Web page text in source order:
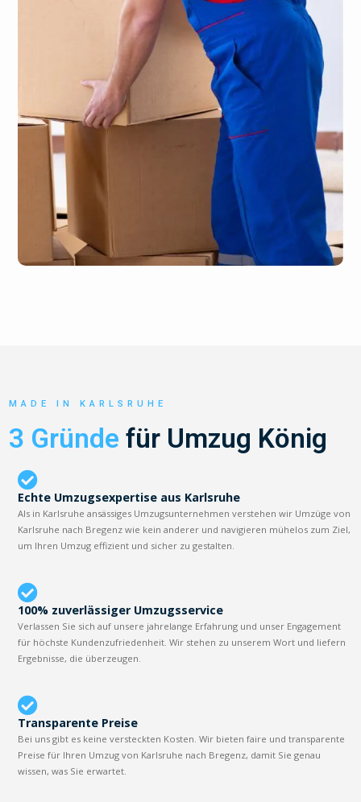
MADE IN KARLSRUHE
3 Gründe für Umzug König
Echte Umzugsexpertise aus Karlsruhe
Als in Karlsruhe ansässiges Umzugsunternehmen verstehen wir Umzüge von
Karlsruhe nach Bregenz wie kein anderer und navigieren mühelos zum Ziel,
um Ihren Umzug effizient und sicher zu gestalten.
100% zuverlässiger Umzugsservice
Verlassen Sie sich auf unsere jahrelange Erfahrung und unser Engagement
für höchste Kundenzufriedenheit. Wir stehen zu unserem Wort und liefern
Ergebnisse, die überzeugen.
Transparente Preise
Bei uns gibt es keine versteckten Kosten. Wir bieten faire und transparente
Preise für Ihren Umzug von Karlsruhe nach Bregenz, damit Sie genau
wissen, was Sie erwartet.